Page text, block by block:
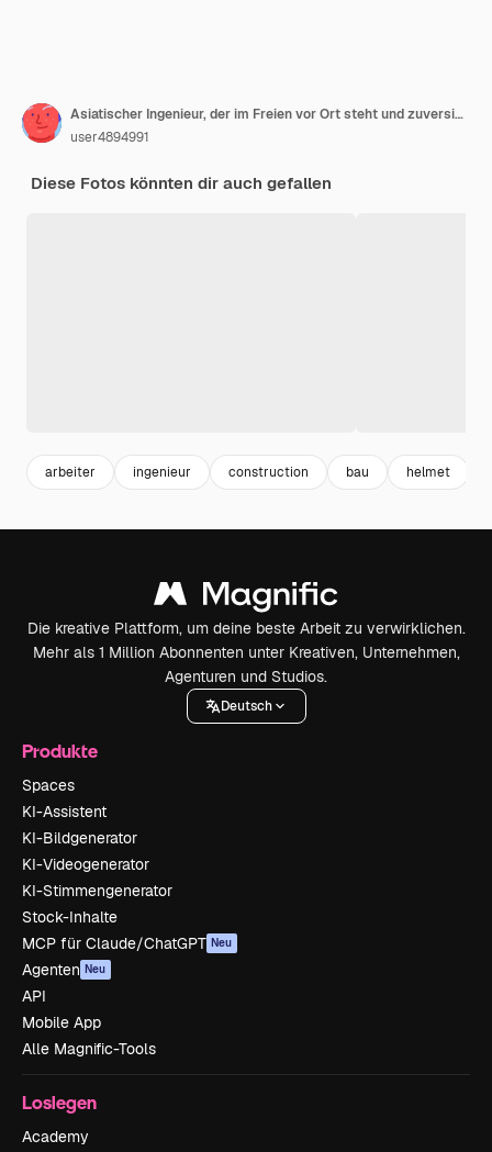
Asiatischer Ingenieur, der im Freien vor Ort steht und zuversichtlich ist, Ingenieurbau, glücklicher Joberfolg bei der Zielplanung
user4894991
Diese Fotos könnten dir auch gefallen
arbeiter ingenieur construction bau helmet
Die kreative Plattform, um deine beste Arbeit zu verwirklichen.
Mehr als 1 Million Abonnenten unter Kreativen, Unternehmen,
Agenturen und Studios.
Deutsch
Produkte
Spaces
KI-Assistent
KI-Bildgenerator
KI-Videogenerator
KI-Stimmengenerator
Stock-Inhalte
MCP für Claude/ChatGPT Neu
Agenten Neu
API
Mobile App
Alle Magnific-Tools
Loslegen
Academy